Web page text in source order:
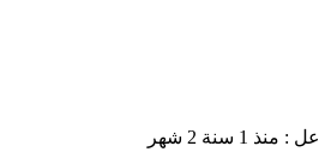
1 سنة 2 شهر